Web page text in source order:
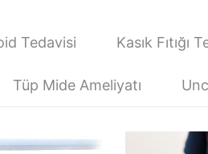
Tedavisi Kasık Fıtığı
Tüp Mide Ameliyatı